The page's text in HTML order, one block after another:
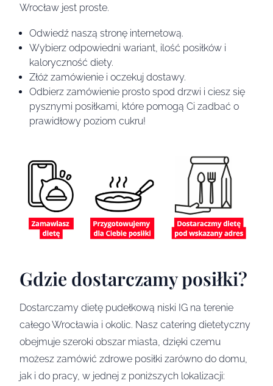
Wrocław jest proste.
Odwiedź naszą stronę internetową.
Wybierz odpowiedni wariant, ilość posiłków i
kaloryczność diety.
Złóż zamówienie i oczekuj dostawy.
Odbierz zamówienie prosto spod drzwi i ciesz się
pysznymi posiłkami, które pomogą Ci zadbać o
prawidłowy poziom cukru!
Gdzie dostarczamy posiłki?
Dostarczamy dietę pudełkową niski IG na terenie
całego Wrocławia i okolic. Nasz catering dietetyczny
obejmuje szeroki obszar miasta, dzięki czemu
możesz zamówić zdrowe posiłki zarówno do domu,
jak i do pracy, w jednej z poniższych lokalizacji: